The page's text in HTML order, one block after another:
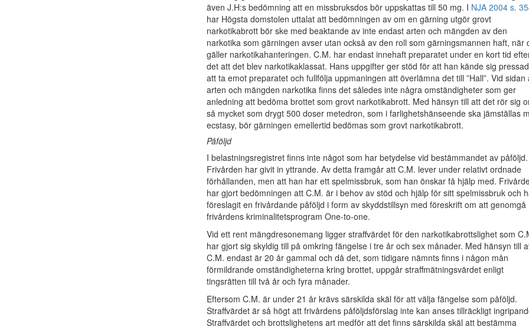
även J.H:s bedömning att en missbruksdos bör uppskattas till 50 mg. I NJA 2004 s.
har Högsta domstolen uttalat att bedömningen av om en gärning utgör grovt
narkotikabrott bör ske med beaktande av inte endast arten och mängden av den
narkotika som gärningen avser utan också av den roll som gärningsmannen haft, när
gäller narkotikahanteringen. C.M. har endast innehaft preparatet under en kort tid
det att det blev narkotikaklassat. Hans uppgifter ger stöd för att han kände sig pressad
att ta emot preparatet och fullfölja uppmaningen att överlämna det till ”Hall”. Vid sidan
arten och mängden narkotika finns det således inte några omständigheter som ger
anledning att bedöma brottet som grovt narkotikabrott. Med hänsyn till att det rör sig
så mycket som drygt 500 doser metedron, som i farlighetshänseende ska jämställas
ecstasy, bör gärningen emellertid bedömas som grovt narkotikabrott.
Påföljd
I belastningsregistret finns inte något som har betydelse vid bestämmandet av påföljd.
Frivården har givit in yttrande. Av detta framgår att C.M. lever under relativt ordnade
förhållanden, men att han har ett spelmissbruk, som han önskar få hjälp med.
har gjort bedömningen att C.M. är i behov av stöd och hjälp för sitt spelmissbruk och
föreslagit en frivårdande påföljd i form av skyddstillsyn med föreskrift om att genomgå
frivårdens kriminalitetsprogram One-to-one.
Vid ett rent mängdresonemang ligger straffvärdet för den narkotikabrottslighet som
har gjort sig skyldig till på omkring fängelse i tre år och sex månader. Med hänsyn till
C.M. endast är 20 år gammal och då det, som tidigare nämnts finns i någon mån
förmildrande omständigheterna kring brottet, uppgår straffmätningsvärdet enligt
tingsrätten till två år och fyra månader.
Eftersom C.M. är under 21 år krävs särskilda skäl för att välja fängelse som påföljd.
Straffvärdet är så högt att frivårdens påföljdsförslag inte kan anses tillräckligt
Straffvärdet och brottslighetens art medför att det finns särskilda skäl att bestämma